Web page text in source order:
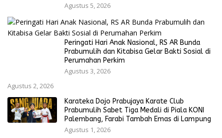
Agustus 5, 2026
Peringati Hari Anak Nasional, RS AR Bunda
Prabumulih dan Kitabisa Gelar Bakti Sosial di
Perumahan Perkim
Agustus 3, 2026
Agustus 2, 2026
Karateka Dojo Prabujaya Karate Club
Prabumulih Sabet Tiga Medali di Piala KONI
Palembang, Farabi Tambah Emas di Lampung
Agustus 1, 2026